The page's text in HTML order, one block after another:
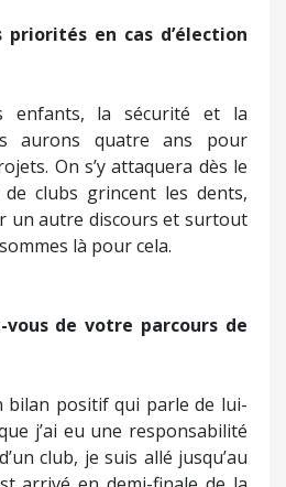
priorités en cas d’élection
enfants, la sécurité et la
aurons quatre ans pour
On s’y attaquera dès le
de clubs grincent les dents,
un autre discours et surtout
là pour cela.
vous de votre parcours de
bilan positif qui parle de lui-
j’ai eu une responsabilité
club, je suis allé jusqu’au